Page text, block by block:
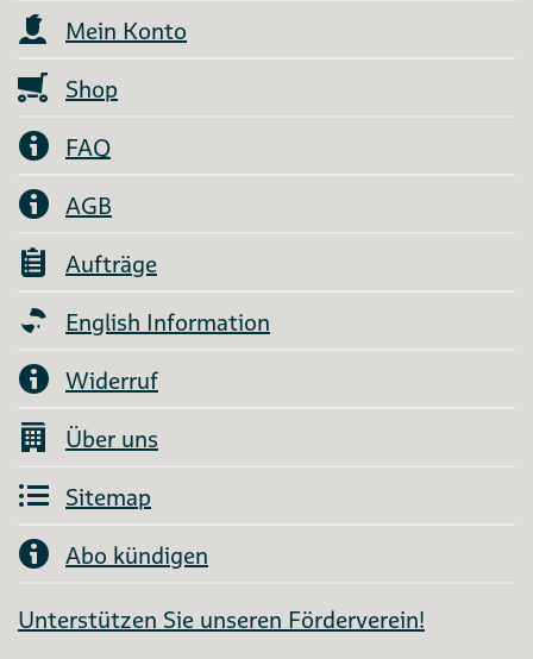
Mein Konto
Shop
FAQ
AGB
Aufträge
English Information
Widerruf
Über uns
Sitemap
Abo kündigen
Unterstützen Sie unseren Förderverein!